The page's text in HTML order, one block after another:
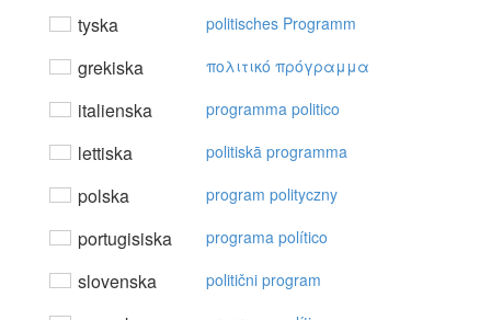
tyska politisches Programm
grekiska πoλιτικό πρόγραμμα
italienska programma politico
lettiska politiskā programma
polska program polityczny
portugisiska programa político
slovenska politični program